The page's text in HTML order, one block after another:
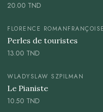
20.00 TND
FLORENCE ROMAN
Perles de touristes
13.00 TND
WLADYSLAW SZPILMAN
Le Pianiste
10.50 TND